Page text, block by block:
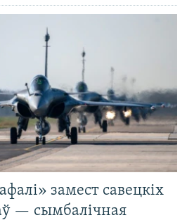
замест савецкіх
— сымбалічная